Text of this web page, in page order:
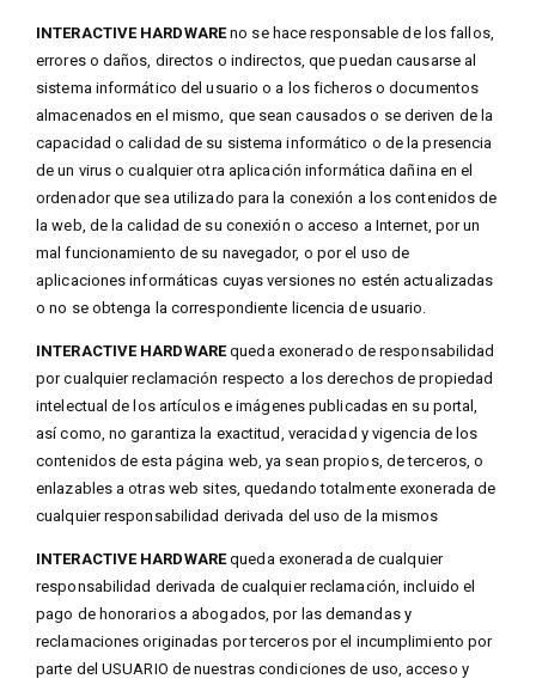
INTERACTIVE HARDWARE no se hace responsable de los fallos,
errores o daños, directos o indirectos, que puedan causarse al
sistema informático del usuario o a los ficheros o documentos
almacenados en el mismo, que sean causados o se deriven de la
capacidad o calidad de su sistema informático o de la presencia
de un virus o cualquier otra aplicación informática dañina en el
ordenador que sea utilizado para la conexión a los contenidos de
la web, de la calidad de su conexión o acceso a Internet, por un
mal funcionamiento de su navegador, o por el uso de
aplicaciones informáticas cuyas versiones no estén actualizadas
o no se obtenga la correspondiente licencia de usuario.
INTERACTIVE HARDWARE queda exonerado de responsabilidad
por cualquier reclamación respecto a los derechos de propiedad
intelectual de los artículos e imágenes publicadas en su portal,
así como, no garantiza la exactitud, veracidad y vigencia de los
contenidos de esta página web, ya sean propios, de terceros, o
enlazables a otras web sites, quedando totalmente exonerada de
cualquier responsabilidad derivada del uso de la mismos
INTERACTIVE HARDWARE queda exonerada de cualquier
responsabilidad derivada de cualquier reclamación, incluido el
pago de honorarios a abogados, por las demandas y
reclamaciones originadas por terceros por el incumplimiento por
parte del USUARIO de nuestras condiciones de uso, acceso y